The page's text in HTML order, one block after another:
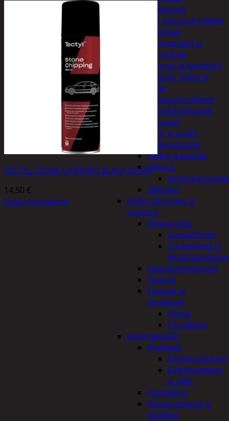
Paketointi
Keittiö ja taloustarvikkeet
Aterimet
Juomapullot ja
termokset
Kannut ja kanisterit
Kauhat, lastat ja
sudit
Kattaustarvikkeet
Kertakäyttöastiat
Lautaset
Lasit ja mukit
Leikkuulaudat
Padat ja kattilat
Tiskaus
Säilöntä
Kodin lämmitys ja
tuuletus
Ilmanvaihto
Suodattimet
Tuulettimet ja
Kaasulämmittimet
Patterit
Tulisijat ja
tarvikkeet
Arinat
Tarvikkeet
Kodintekstiilit
Pyyhkeet
Keittiöpyyhkeet
Kylpypyyhkeet
ja takit
Pöytäliinat
Sisustustyynyt ja
päälliset
TECTYL STONE CHIPPING BLACK SPRAY
14,50 €
Lisää ostoskoriin